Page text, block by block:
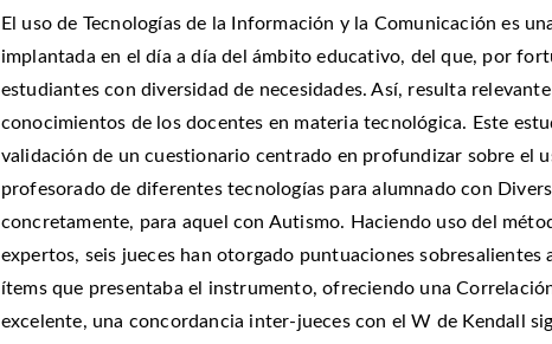
El uso de Tecnologías de la Información y la Comunicación es
implantada en el día a día del ámbito educativo, del que, por
estudiantes con diversidad de necesidades. Así, resulta
conocimientos de los docentes en materia tecnológica. Este
validación de un cuestionario centrado en profundizar sobre el
profesorado de diferentes tecnologías para alumnado con
concretamente, para aquel con Autismo. Haciendo uso del
expertos, seis jueces han otorgado puntuaciones sobresalientes
ítems que presentaba el instrumento, ofreciendo una
excelente, una concordancia inter-jueces con el W de Kendall